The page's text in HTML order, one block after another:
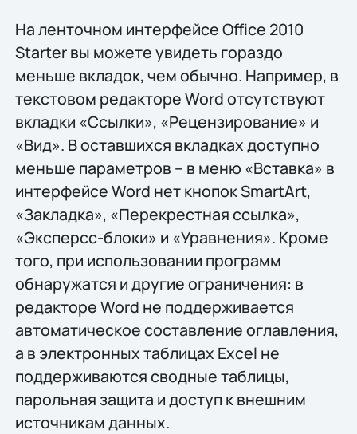
На ленточном интерфейсе Office 2010
Starter вы можете увидеть гораздо
меньше вкладок, чем обычно. Например, в
текстовом редакторе Word отсутствуют
вкладки «Ссылки», «Рецензирование» и
«Вид». В оставшихся вкладках доступно
меньше параметров – в меню «Вставка» в
интерфейсе Word нет кнопок SmartArt,
«Закладка», «Перекрестная ссылка»,
«Эксперсс-блоки» и «Уравнения». Кроме
того, при использовании программ
обнаружатся и другие ограничения: в
редакторе Word не поддерживается
автоматическое составление оглавления,
а в электронных таблицах Excel не
поддерживаются сводные таблицы,
парольная защита и доступ к внешним
источникам данных.